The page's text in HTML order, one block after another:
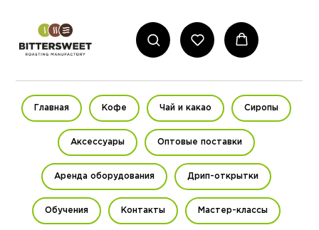
Главная Кофе Чай и какао Сиропы
Аксессуары Оптовые поставки
Аренда оборудования Дрип-открытки
Обучения Контакты Мастер-классы